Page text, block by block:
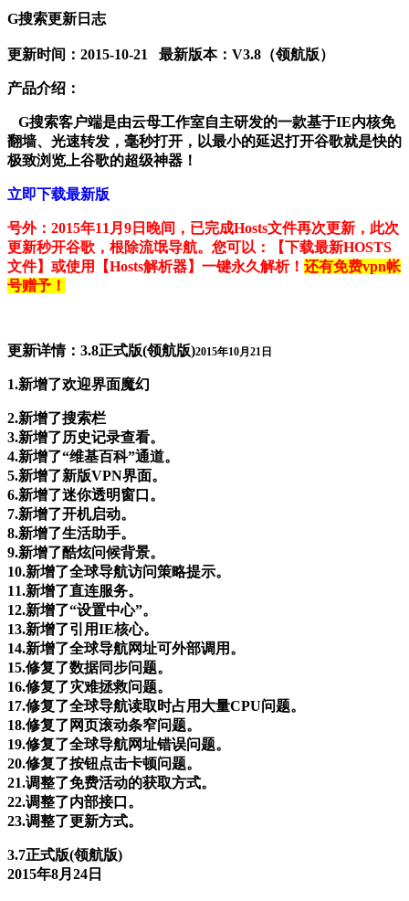
G搜索更新日志
更新时间：2015-10-21 最新版本：V3.8（领航版）
产品介绍：
G搜索客户端是由云母工作室自主研发的一款基于IE内核免
翻墙、光速转发，毫秒打开，以最小的延迟打开谷歌就是快的
极致浏览上谷歌的超级神器！
立即下载最新版
号外：2015年11月9日晚间，已完成Hosts文件再次更新，此次
更新秒开谷歌，根除流氓导航。您可以：【下载最新HOSTS
文件】或使用【Hosts解析器】一键永久解析！ 还有免费vpn帐
号赠予！
更新详情：3.8正式版(领航版)2015年10月21日
1.新增了欢迎界面魔幻
2.新增了搜索栏
3.新增了历史记录查看。
4.新增了“维基百科”通道。
5.新增了新版VPN界面。
6.新增了迷你透明窗口。
7.新增了开机启动。
8.新增了生活助手。
9.新增了酷炫问候背景。
10.新增了全球导航访问策略提示。
11.新增了直连服务。
12.新增了“设置中心”。
13.新增了引用IE核心。
14.新增了全球导航网址可外部调用。
15.修复了数据同步问题。
16.修复了灾难拯救问题。
17.修复了全球导航读取时占用大量CPU问题。
18.修复了网页滚动条窄问题。
19.修复了全球导航网址错误问题。
20.修复了按钮点击卡顿问题。
21.调整了免费活动的获取方式。
22.调整了内部接口。
23.调整了更新方式。
3.7正式版(领航版)
2015年8月24日